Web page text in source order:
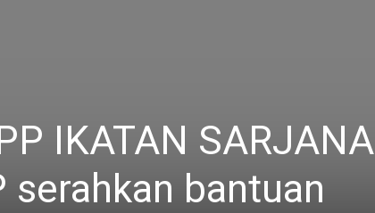
IKATAN SARJANA
serahkan bantuan